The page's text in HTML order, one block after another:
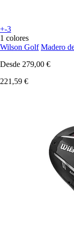
+-3
1 colores
Wilson Golf Madero
Desde 279,00 €
221,59 €